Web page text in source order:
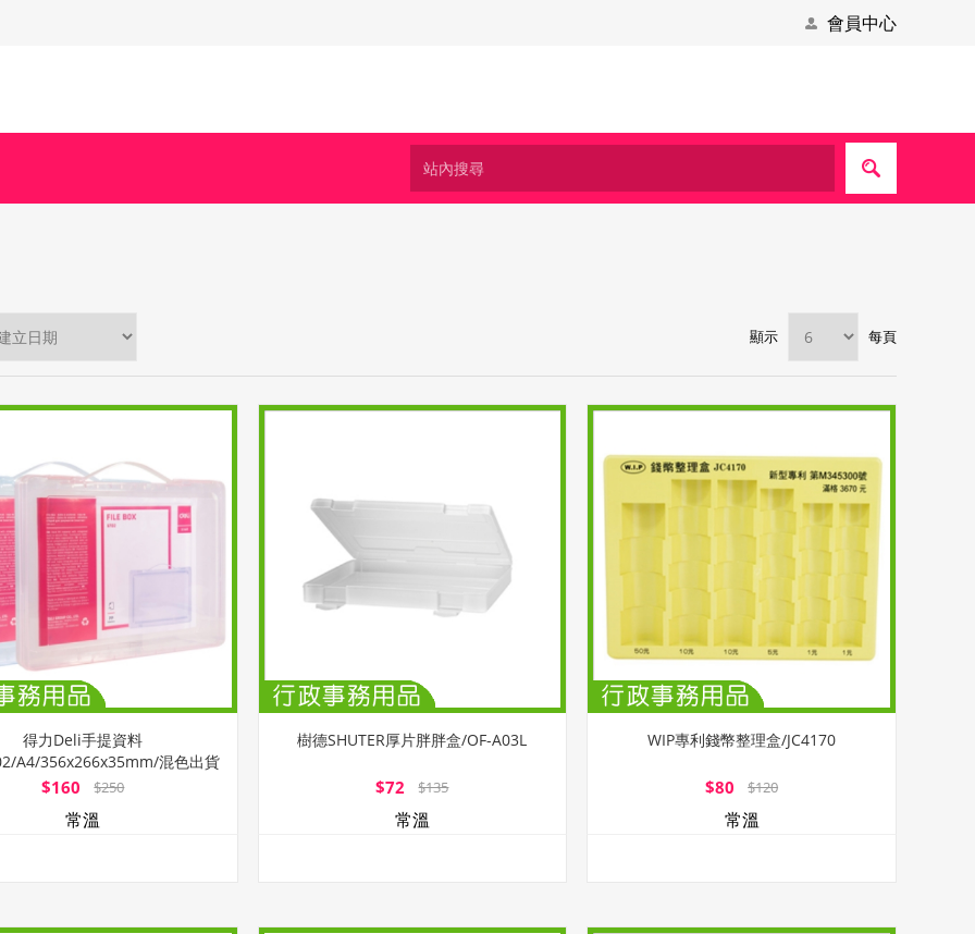
會員中心
顯示 每頁
得力Deli手提資料
A4/356x266x35mm/混色出貨
$160 $250
常溫
樹德SHUTER厚片胖胖盒/OF-A03L
$72 $135
常溫
WIP專利錢幣整理盒/JC4170
$80 $120
常溫